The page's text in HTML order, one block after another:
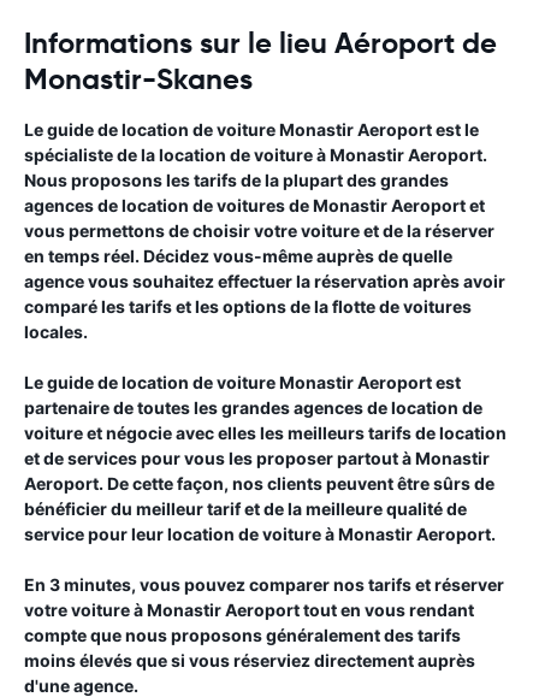
Informations sur le lieu Aéroport de
Monastir-Skanes
Le guide de location de voitureMonastir Aeroportest le
spécialiste de la location de voiture àMonastir Aeroport.
Nous proposons les tarifs de la plupart des grandes
agences de location de voitures deMonastir Aeroportet
vous permettons de choisir votre voiture et de la réserver
en temps réel. Décidez vous-même auprès de quelle
agence vous souhaitez effectuer la réservation après avoir
comparé les tarifs et les options de la flotte de voitures
locales.
Le guide de location de voitureMonastir Aeroportest
partenaire de toutes les grandes agences de location de
voiture et négocie avec elles les meilleurs tarifs de location
et de services pour vous les proposer partout àMonastir
Aeroport. De cette façon, nos clients peuvent être sûrs de
bénéficier du meilleur tarif et de la meilleure qualité de
service pour leur location de voiture àMonastir Aeroport.
En 3 minutes, vous pouvez comparer nos tarifs et réserver
votre voiture àMonastir Aeroporttout en vous rendant
compte que nous proposons généralement des tarifs
moins élevés que si vous réserviez directement auprès
d'une agence.